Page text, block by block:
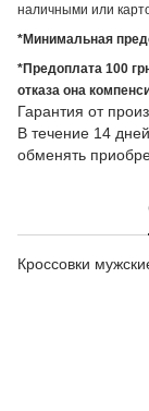
наличными или
*Минимальная
*Предоплата 100
отказа она
Гарантия от
В течение 14
обменять
Кроссовки